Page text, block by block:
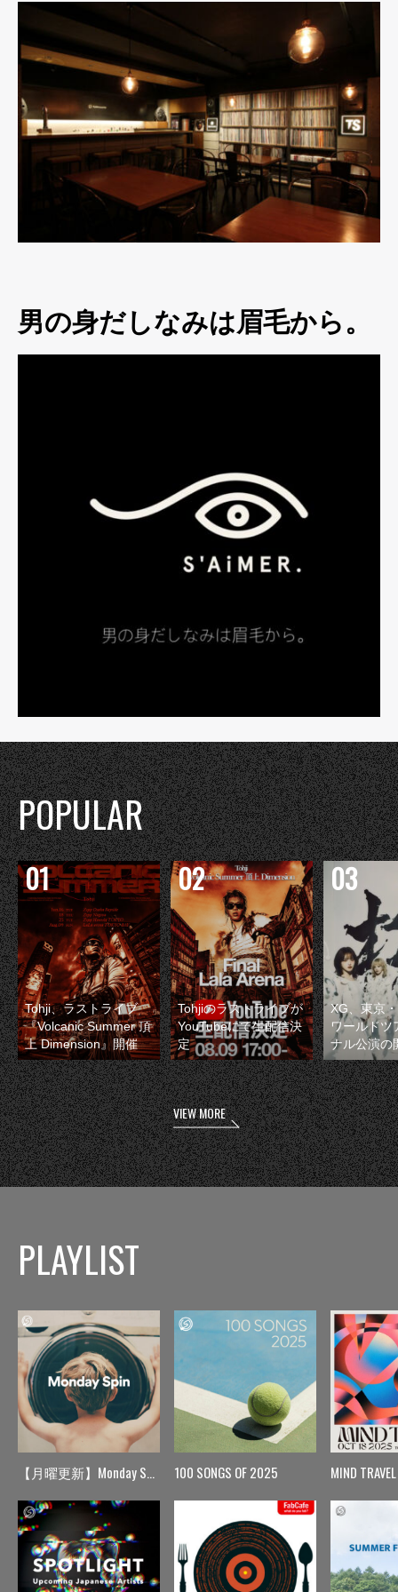
男の身だしなみは眉毛から。
POPULAR
Tohji、ラストライブ
『Volcanic Summer 頂
上 Dimension』開催
Tohjiのラストライブが
YouTubeにて生配信決
定
XG、東京
ワールドツ
ナル公演の
VIEW MORE
PLAYLIST
【月曜更新】Monday Spin 100 SONGS OF 2025 MIND TRAVEL